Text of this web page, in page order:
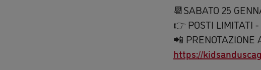
📆SABATO 25
👉 POSTI LIMITATI
📲 PRENOTAZIONE
https://